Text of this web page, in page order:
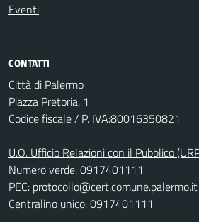
Eventi
CONTATTI
Città di Palermo
Piazza Pretoria, 1
Codice fiscale / P. IVA:80016350821
U.O. Ufficio Relazioni con il Pubblico
Numero verde: 0917401111
PEC: protocollo@cert.comune.palermo.it
Centralino unico: 0917401111